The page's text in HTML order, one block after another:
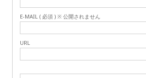
E-MAIL ( 必須 ) ※ 公開されません
URL